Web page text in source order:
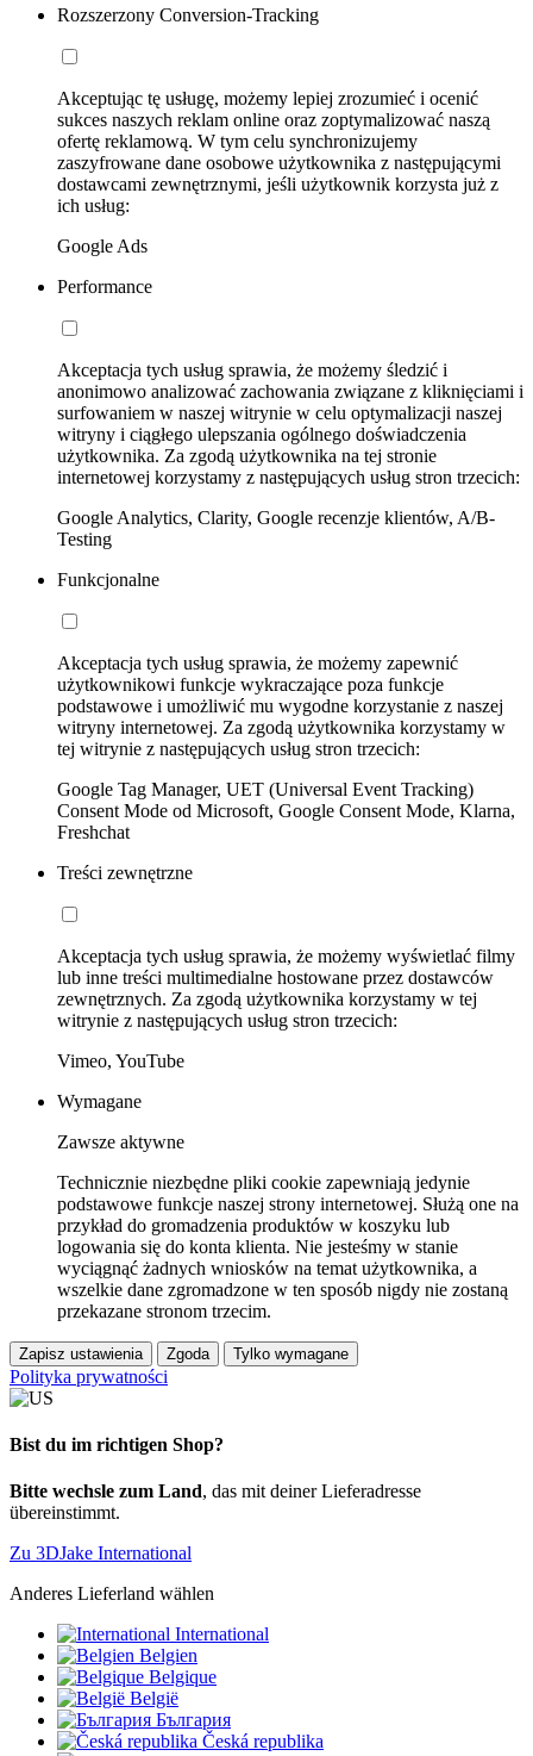
Rozszerzony Conversion-Tracking
Akceptując tę usługę, możemy lepiej zrozumieć i ocenić
sukces naszych reklam online oraz zoptymalizować naszą
ofertę reklamową. W tym celu synchronizujemy
zaszyfrowane dane osobowe użytkownika z następującymi
dostawcami zewnętrznymi, jeśli użytkownik korzysta już z
ich usług:
Google Ads
Performance
Akceptacja tych usług sprawia, że możemy śledzić i
anonimowo analizować zachowania związane z kliknięciami i
surfowaniem w naszej witrynie w celu optymalizacji naszej
witryny i ciągłego ulepszania ogólnego doświadczenia
użytkownika. Za zgodą użytkownika na tej stronie
internetowej korzystamy z następujących usług stron trzecich:
Google Analytics, Clarity, Google recenzje klientów, A/B-
Testing
Funkcjonalne
Akceptacja tych usług sprawia, że możemy zapewnić
użytkownikowi funkcje wykraczające poza funkcje
podstawowe i umożliwić mu wygodne korzystanie z naszej
witryny internetowej. Za zgodą użytkownika korzystamy w
tej witrynie z następujących usług stron trzecich:
Google Tag Manager, UET (Universal Event Tracking)
Consent Mode od Microsoft, Google Consent Mode, Klarna,
Freshchat
Treści zewnętrzne
Akceptacja tych usług sprawia, że możemy wyświetlać filmy
lub inne treści multimedialne hostowane przez dostawców
zewnętrznych. Za zgodą użytkownika korzystamy w tej
witrynie z następujących usług stron trzecich:
Vimeo, YouTube
Wymagane
Zawsze aktywne
Technicznie niezbędne pliki cookie zapewniają jedynie
podstawowe funkcje naszej strony internetowej. Służą one na
przykład do gromadzenia produktów w koszyku lub
logowania się do konta klienta. Nie jesteśmy w stanie
wyciągnąć żadnych wniosków na temat użytkownika, a
wszelkie dane zgromadzone w ten sposób nigdy nie zostaną
przekazane stronom trzecim.
Zapisz ustawienia Zgoda Tylko wymagane
Polityka prywatności
Bist du im richtigen Shop?
Bitte wechsle zum Land, das mit deiner Lieferadresse
übereinstimmt.
Zu 3DJake International
Anderes Lieferland wählen
International
Belgien
Belgique
België
България
Česká republika